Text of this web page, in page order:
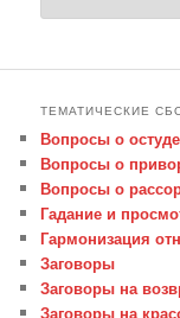
ТЕМАТИЧЕСКИЕ
Вопросы о остуде
Вопросы о
Вопросы о
Гадание и
Гармонизация
Заговоры
Заговоры на
Заговоры на